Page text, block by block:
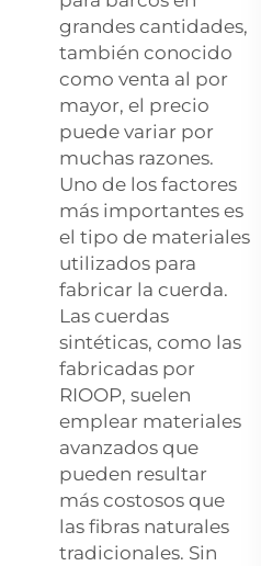
grandes cantidades,
también conocido
como venta al por
mayor, el precio
puede variar por
muchas razones.
Uno de los factores
más importantes es
el tipo de materiales
utilizados para
fabricar la cuerda.
Las cuerdas
sintéticas, como las
fabricadas por
RIOOP, suelen
emplear materiales
avanzados que
pueden resultar
más costosos que
las fibras naturales
tradicionales. Sin